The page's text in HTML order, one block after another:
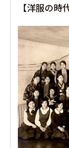
【洋服の時